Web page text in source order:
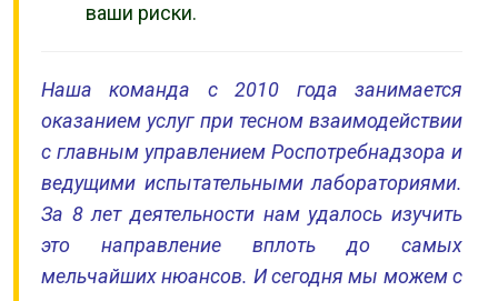
ваши риски.
Наша команда с 2010 года занимается
оказанием услуг при тесном взаимодействии
с главным управлением Роспотребнадзора и
ведущими испытательными лабораториями.
За 8 лет деятельности нам удалось изучить
это направление вплоть до самых
мельчайших нюансов. И сегодня мы можем с